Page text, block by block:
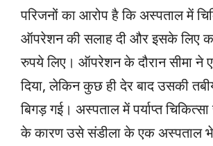
परिजनों का आरोप है कि अस्पताल में
ऑपरेशन की सलाह दी और इसके लिए
रुपये लिए। ऑपरेशन के दौरान सीमा ने
दिया, लेकिन कुछ ही देर बाद उसकी
बिगड़ गई। अस्पताल में पर्याप्त
के कारण उसे संडीला के एक अस्पताल